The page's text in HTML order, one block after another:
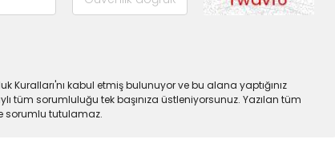
Kuralları'nı kabul etmiş bulunuyor ve bu alana yaptığınız
tüm sorumluluğu tek başınıza üstleniyorsunuz. Yazılan tüm
sorumlu tutulamaz.